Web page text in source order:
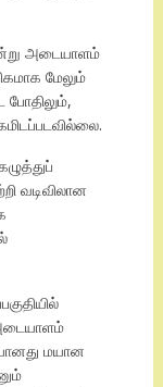
அடையாளம்
மேலும்
வடிவிலான
மயான